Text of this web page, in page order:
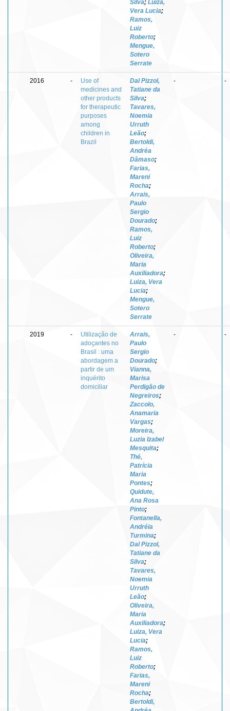
Silva; Luiza,
Vera Lucia;
Ramos,
Luiz
Roberto;
Mengue,
Sotero
Serrate
2016 -
Use of
medicines and
other products
for therapeutic
purposes
among
children in
Brazil
Dal Pizzol,
Tatiane da
Silva;
Tavares,
Noemia
Urruth
Leão;
Bertoldi,
Andréa
Dâmaso;
Farias,
Mareni
Rocha;
Arrais,
Paulo
Sergio
Dourado;
Ramos,
Luiz
Roberto;
Oliveira,
Maria
Auxiliadora;
Luiza, Vera
Lucia;
Mengue,
Sotero
Serrate
- -
2019 -
Utilização de
adoçantes no
Brasil : uma
abordagem a
partir de um
inquérito
domiciliar
Arrais,
Paulo
Sergio
Dourado;
Vianna,
Marisa
Perdigão de
Negreiros;
Zaccolo,
Anamaria
Vargas;
Moreira,
Luzia Izabel
Mesquita;
Thé,
Patrícia
Maria
Pontes;
Quidute,
Ana Rosa
Pinto;
Fontanella,
Andréia
Turmina;
Dal Pizzol,
Tatiane da
Silva;
Tavares,
Noemia
Urruth
Leão;
Oliveira,
Maria
Auxiliadora;
Luiza, Vera
Lucia;
Ramos,
Luiz
Roberto;
Farias,
Mareni
Rocha;
Bertoldi,
- -